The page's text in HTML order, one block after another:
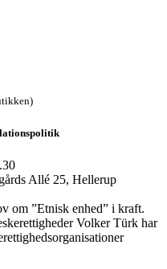
Allé 25, Hellerup
om ”Etnisk enhed” i kraft.
Volker Türk har